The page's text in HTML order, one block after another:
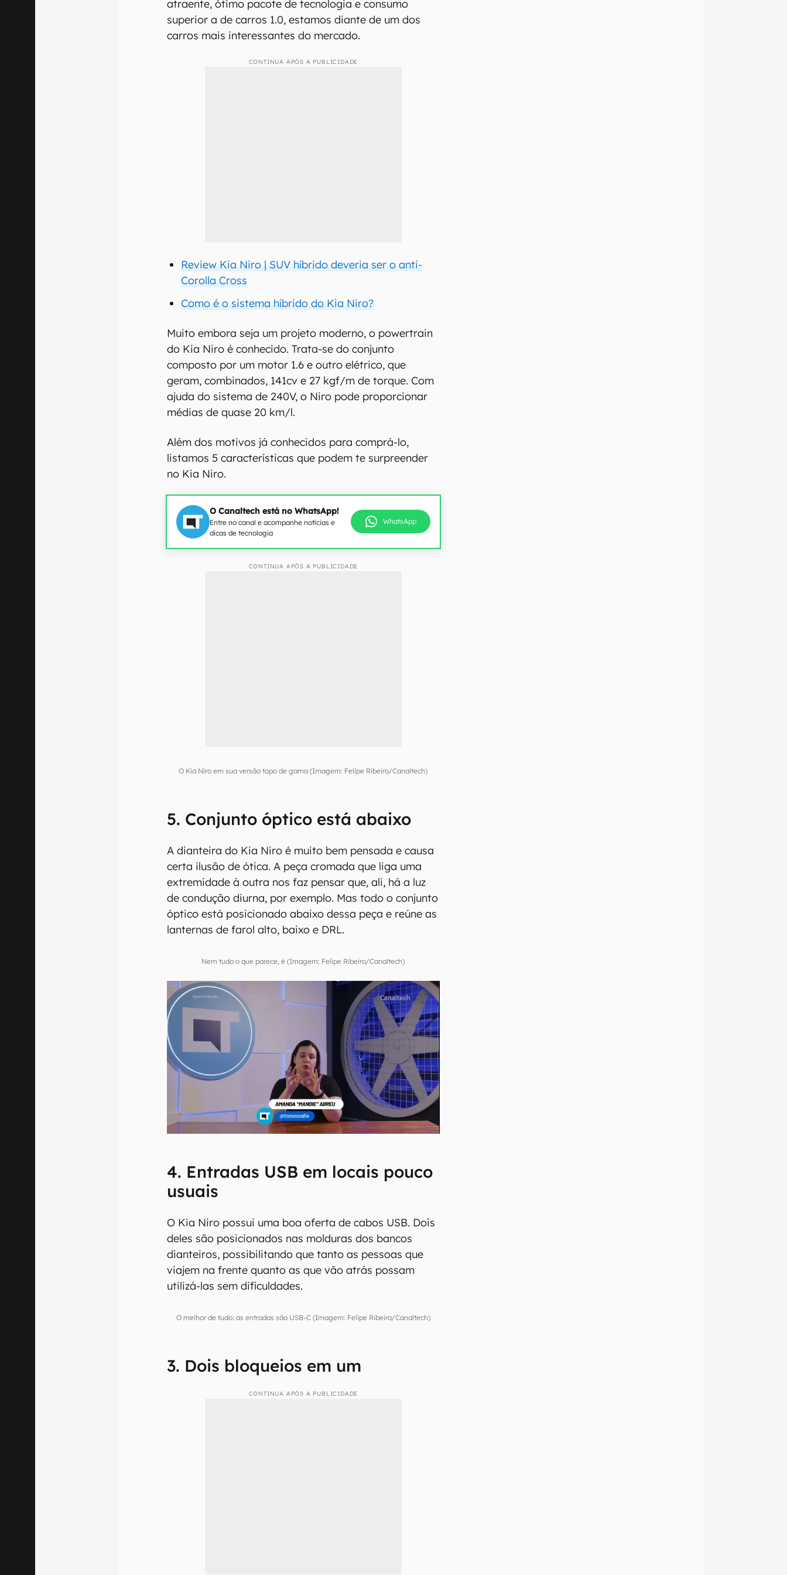
atraente, ótimo pacote de tecnologia e consumo
superior a de carros 1.0, estamos diante de um dos
carros mais interessantes do mercado.
CONTINUA APÓS A PUBLICIDADE
Review Kia Niro | SUV híbrido deveria ser o anti-
Corolla Cross
Como é o sistema híbrido do Kia Niro?
Muito embora seja um projeto moderno, o powertrain
do Kia Niro é conhecido. Trata-se do conjunto
composto por um motor 1.6 e outro elétrico, que
geram, combinados, 141cv e 27 kgf/m de torque. Com
ajuda do sistema de 240V, o Niro pode proporcionar
médias de quase 20 km/l.
Além dos motivos já conhecidos para comprá-lo,
listamos 5 características que podem te surpreender
no Kia Niro.
O Canaltech está no WhatsApp!
Entre no canal e acompanhe notícias e
dicas de tecnologia
WhatsApp
CONTINUA APÓS A PUBLICIDADE
O Kia Niro em sua versão topo de gama (Imagem: Felipe Ribeiro/Canaltech)
5. Conjunto óptico está abaixo
A dianteira do Kia Niro é muito bem pensada e causa
certa ilusão de ótica. A peça cromada que liga uma
extremidade à outra nos faz pensar que, ali, há a luz
de condução diurna, por exemplo. Mas todo o conjunto
óptico está posicionado abaixo dessa peça e reúne as
lanternas de farol alto, baixo e DRL.
Nem tudo o que parece, é (Imagem: Felipe Ribeiro/Canaltech)
4. Entradas USB em locais pouco
usuais
O Kia Niro possui uma boa oferta de cabos USB. Dois
deles são posicionados nas molduras dos bancos
dianteiros, possibilitando que tanto as pessoas que
viajem na frente quanto as que vão atrás possam
utilizá-las sem dificuldades.
O melhor de tudo: as entradas são USB-C (Imagem: Felipe Ribeiro/Canaltech)
3. Dois bloqueios em um
CONTINUA APÓS A PUBLICIDADE